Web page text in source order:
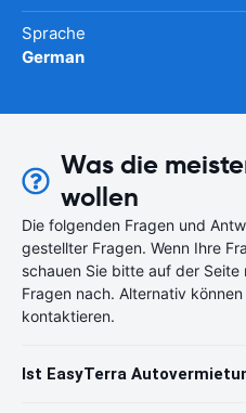
Sprache
German
Was die
wollen
Die folgenden Fragen und
gestellter Fragen. Wenn Ihre
schauen Sie bitte auf der
Fragen nach. Alternativ
kontaktieren.
Ist EasyTerra